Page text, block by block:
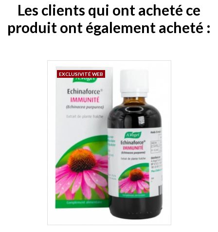
Les clients qui ont acheté ce
produit ont également acheté :
EXCLUSIVITÉ WEB